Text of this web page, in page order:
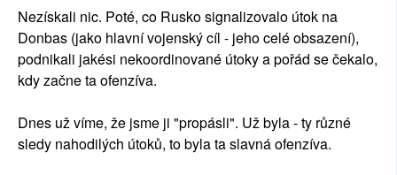
Nezískali nic. Poté, co Rusko signalizovalo útok na
Donbas (jako hlavní vojenský cíl - jeho celé obsazení),
podnikali jakési nekoordinované útoky a pořád se čekalo,
kdy začne ta ofenzíva.
Dnes už víme, že jsme ji "propásli". Už byla - ty různé
sledy nahodilých útoků, to byla ta slavná ofenzíva.